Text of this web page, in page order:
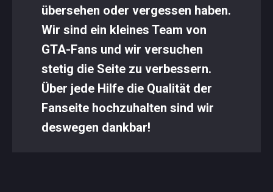
übersehen oder vergessen haben.
Wir sind ein kleines Team von
GTA-Fans und wir versuchen
stetig die Seite zu verbessern.
Über jede Hilfe die Qualität der
Fanseite hochzuhalten sind wir
deswegen dankbar!